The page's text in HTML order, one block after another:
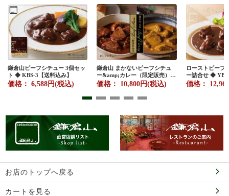
鎌倉山ビーフシチュー 3個セッ
ト ◆ KBS-3【送料込み】
価格： 6,588円(税込)
鎌倉山 まかないビーフシチュ
ー&amp;カレー（限定販売）◆
MCC-10【送料無料】
価格： 10,800円(税込)
ローストビーフ
ー詰合せ ◆ YB-
料】
価格：
お店のトップへ戻る
カートを見る